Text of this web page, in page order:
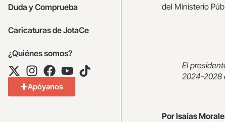
Duda y Comprueba
Caricaturas de JotaCe
¿Quiénes somos?
Apóyanos
del Ministerio
El
2024-2028
Por Isaías